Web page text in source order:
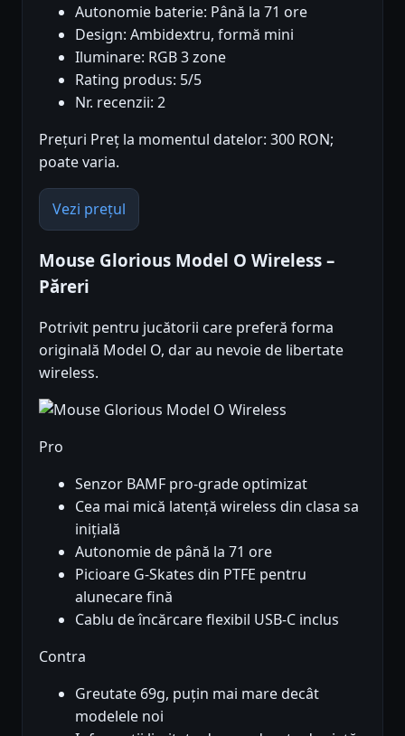
Autonomie baterie: Până la 71 ore
Design: Ambidextru, formă mini
Iluminare: RGB 3 zone
Rating produs: 5/5
Nr. recenzii: 2
Prețuri Preț la momentul datelor: 300 RON;
poate varia.
Vezi prețul
Mouse Glorious Model O Wireless –
Păreri
Potrivit pentru jucătorii care preferă forma
originală Model O, dar au nevoie de libertate
wireless.
Pro
Senzor BAMF pro-grade optimizat
Cea mai mică latență wireless din clasa sa
inițială
Autonomie de până la 71 ore
Picioare G-Skates din PTFE pentru
alunecare fină
Cablu de încărcare flexibil USB-C inclus
Contra
Greutate 69g, puțin mai mare decât
modelele noi